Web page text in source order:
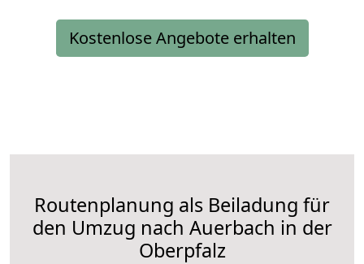
Kostenlose Angebote erhalten
Routenplanung als Beiladung für
den Umzug nach Auerbach in der
Oberpfalz